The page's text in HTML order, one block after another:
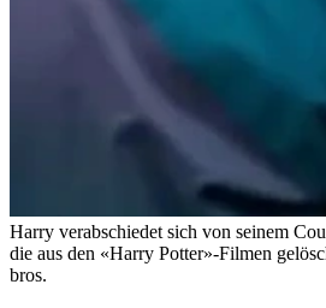
Harry verabschiedet sich von seinem
die aus den «Harry Potter»-Filmen
bros.